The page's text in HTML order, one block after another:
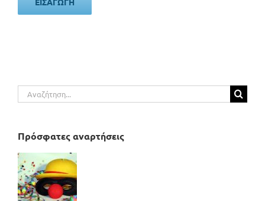
Αναζήτηση
για:
Πρόσφατες αναρτήσεις